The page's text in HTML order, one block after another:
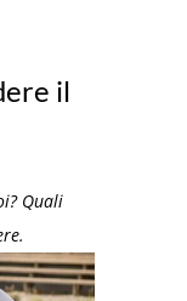
il
Quali